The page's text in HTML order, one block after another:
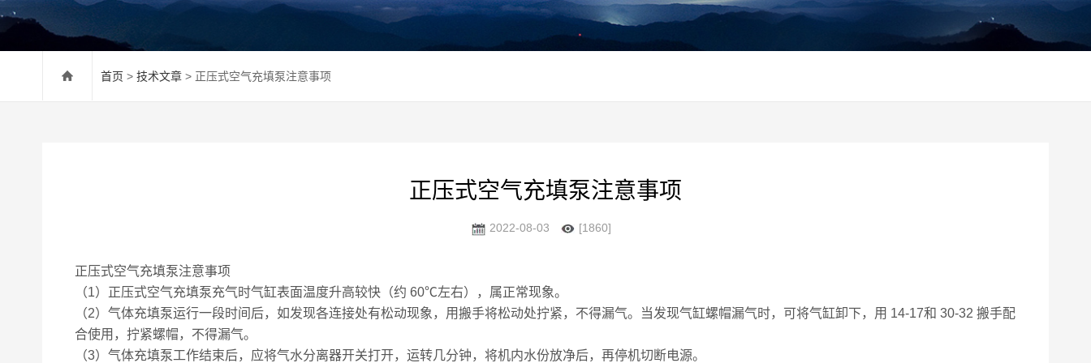
首页 > 技术文章 > 正压式空气充填泵注意事项
正压式空气充填泵注意事项
2022-08-03 [1860]
正压式空气充填泵注意事项
（1）正压式空气充填泵充气时气缸表面温度升高较快（约 60℃左右），属正常现象。
（2）气体充填泵运行一段时间后，如发现各连接处有松动现象，用搬手将松动处拧紧，不得漏气。当发现气缸螺帽漏气时，可将气缸卸下，用 14-17和 30-32 搬手配
合使用，拧紧螺帽，不得漏气。
（3）气体充填泵工作结束后，应将气水分离器开关打开，运转几分钟，将机内水份放净后，再停机切断电源。